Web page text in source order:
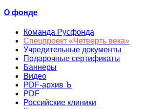
О фонде
Команда Русфонда
Спецпроект «Четверть века»
Учредительные документы
Подарочные сертификаты
Баннеры
Видео
PDF-архив Ъ
PDF
Российские клиники